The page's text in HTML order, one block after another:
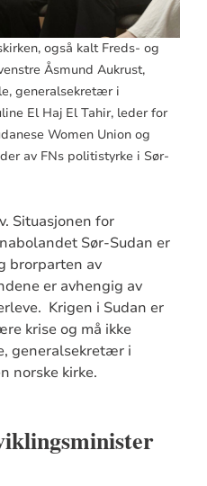
også kalt Freds- og
Åsmund Aukrust,
generalsekretær i
El Haj El Tahir, leder for
Women Union og
av FNs politistyrke i Sør-
Situasjonen for
Sør-Sudan er
brorparten av
er avhengig av
Krigen i Sudan er
krise og må ikke
generalsekretær i
norske kirke.